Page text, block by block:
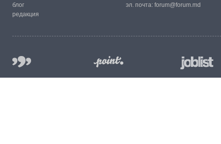
блог
редакция
эл. почта: forum@forum.md